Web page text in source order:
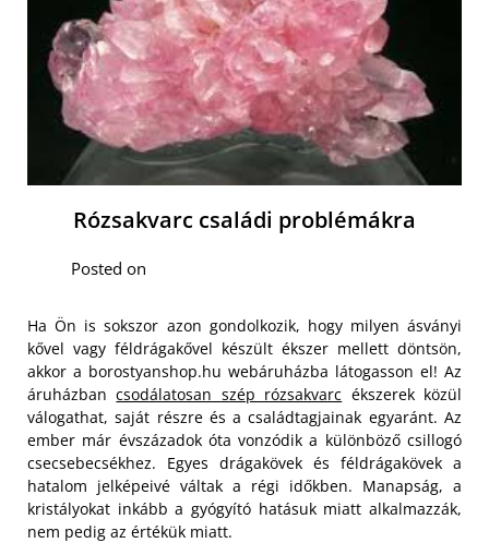
Rózsakvarc családi problémákra
Posted on
Ha Ön is sokszor azon gondolkozik, hogy milyen ásványi
kővel vagy féldrágakővel készült ékszer mellett döntsön,
akkor a borostyanshop.hu webáruházba látogasson el! Az
áruházbancsodálatosan szép rózsakvarc ékszerek közül
válogathat, saját részre és a családtagjainak egyaránt. Az
ember már évszázadok óta vonzódik a különböző csillogó
csecsebecsékhez. Egyes drágakövek és féldrágakövek a
hatalom jelképeivé váltak a régi időkben. Manapság, a
kristályokat inkább a gyógyító hatásuk miatt alkalmazzák,
nem pedig az értékük miatt.